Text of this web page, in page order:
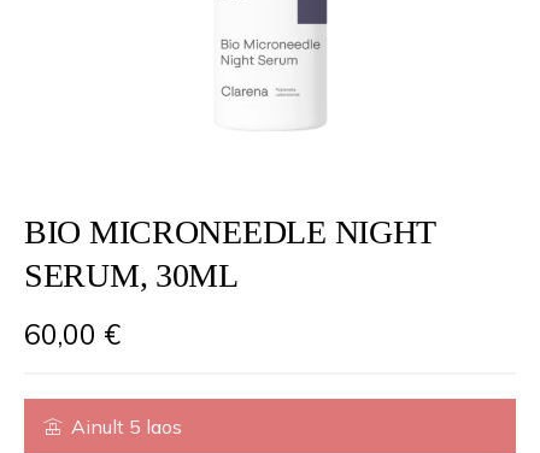
BIO MICRONEEDLE NIGHT
SERUM, 30ML
60,00 €
Ainult 5 laos